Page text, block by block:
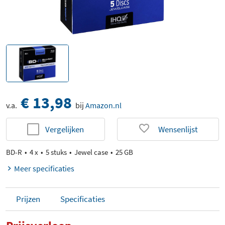
v.a. € 13,98 bij Amazon.nl
Vergelijken Wensenlijst
BD-R 4 x 5 stuks Jewel case 25 GB
Meer specificaties
Prijzen Specificaties